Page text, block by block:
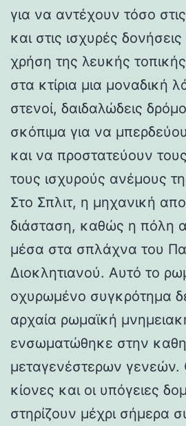
για να αντέχουν τόσο
και στις ισχυρές
χρήση της λευκής τοπικής
στα κτίρια μια μοναδική
στενοί, δαιδαλώδεις
σκόπιμα για να
και να προστατεύουν
τους ισχυρούς ανέμους
Στο Σπλιτ, η μηχανική
διάσταση, καθώς η πόλη
μέσα στα σπλάχνα του
Διοκλητιανού. Αυτό το
οχυρωμένο συγκρότημα
αρχαία ρωμαϊκή
ενσωματώθηκε στην
μεταγενέστερων γενεών.
κίονες και οι υπόγειες
στηρίζουν μέχρι σήμερα